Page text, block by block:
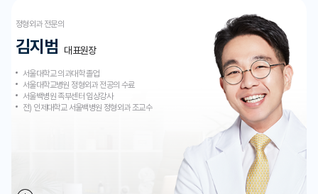
정형외과 전문의
김지범 대표원장
서울대학교 의과대학 졸업
서울대학교병원 정형외과 전공의 수료
서울백병원 족부센터 임상강사
전) 인제대학교 서울백병원 정형외과 조교수